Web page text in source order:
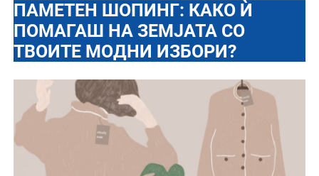
ПАМЕТЕН ШОПИНГ: КАКО Ѝ
ПОМАГАШ НА ЗЕМЈАТА СО
ТВОИТЕ МОДНИ ИЗБОРИ?